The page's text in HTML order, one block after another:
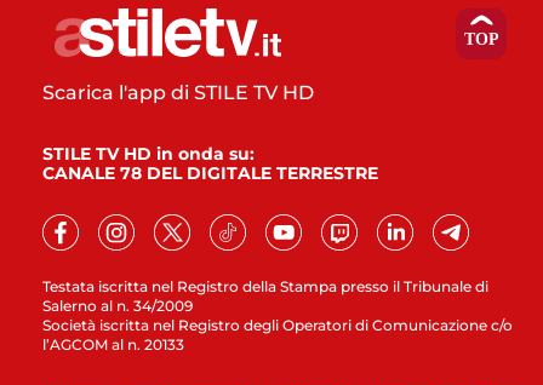
Testata iscritta nel Registro della Stampa presso il Tribunale di
Salerno al n. 34/2009
Società iscritta nel Registro degli Operatori di Comunicazione c/o
l’AGCOM al n. 20133
Scarica l'app di STILE TV HD
STILE TV HD in onda su:
CANALE 78 DEL DIGITALE TERRESTRE